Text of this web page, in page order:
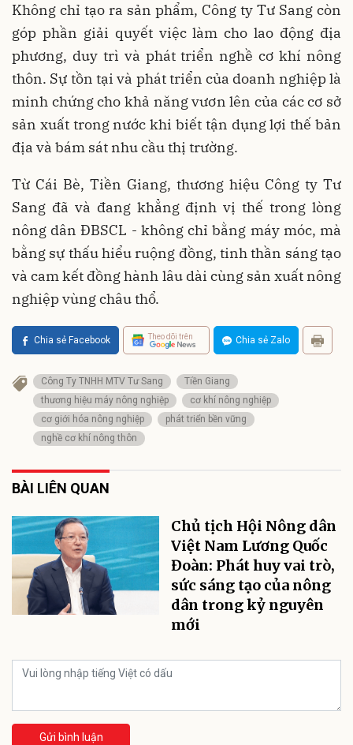
Không chỉ tạo ra sản phẩm, Công ty Tư Sang còn
góp phần giải quyết việc làm cho lao động địa
phương, duy trì và phát triển nghề cơ khí nông
thôn. Sự tồn tại và phát triển của doanh nghiệp là
minh chứng cho khả năng vươn lên của các cơ sở
sản xuất trong nước khi biết tận dụng lợi thế bản
địa và bám sát nhu cầu thị trường.
Từ Cái Bè, Tiền Giang, thương hiệu Công ty Tư
Sang đã và đang khẳng định vị thế trong lòng
nông dân ĐBSCL - không chỉ bằng máy móc, mà
bằng sự thấu hiểu ruộng đồng, tinh thần sáng tạo
và cam kết đồng hành lâu dài cùng sản xuất nông
nghiệp vùng châu thổ.
Chia sẻ Facebook Theo dõi trên Chia sẻ Zalo
Công Ty TNHH MTV Tư Sang
Tiền Giang
thương hiệu máy nông nghiệp
cơ khí nông nghiệp
cơ giới hóa nông nghiệp
phát triển bền vững
nghề cơ khí nông thôn
BÀI LIÊN QUAN
Chủ tịch Hội Nông dân
Việt Nam Lương Quốc
Đoàn: Phát huy vai trò,
sức sáng tạo của nông
dân trong kỷ nguyên
mới
Gửi bình luận